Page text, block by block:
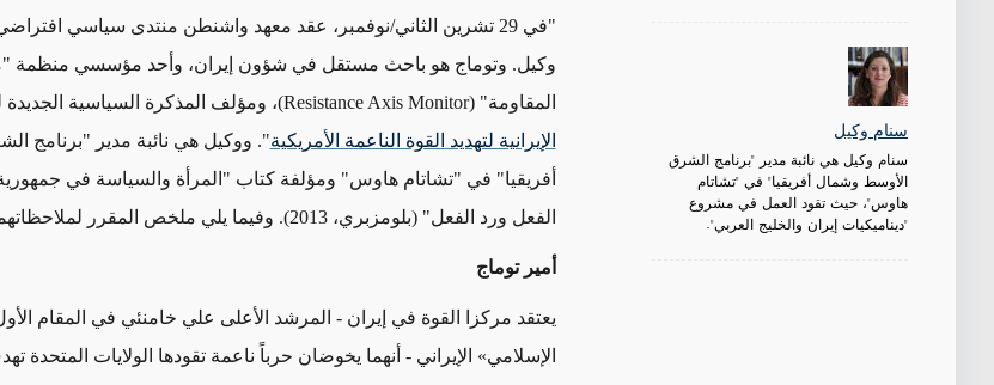
سنام وكيل
سنام وكيل هي نائبة مدير "برنامج الشرق
الأوسط وشمال أفريقيا" في "تشاتام
هاوس"، حيث تقود العمل في مشروع
"ديناميكيات إيران والخليج العربي".
"في 29 تشرين الثاني/نوفمبر، عقد معهد واشنطن منتدى سياسي
وكيل. وتوماج هو باحث مستقل في شؤون إيران، وأحد مؤسسي منظمة
المقاومة" (Resistance Axis Monitor)، ومؤلف المذكرة السياسية الجديدة
الإيرانية لتهديد القوة الناعمة الأمريكية". ووكيل هي نائبة مدير "برنامج
أفريقيا" في "تشاتام هاوس" ومؤلفة كتاب "المرأة والسياسة في جمهورية
الفعل ورد الفعل" (بلومزبري، 2013). وفيما يلي ملخص المقرر لملاحظاتهما".
أمير توماج
يعتقد مركزا القوة في إيران - المرشد الأعلى علي خامنئي في المقام
الإسلامي» الإيراني - أنهما يخوضان حرباً ناعمة تقودها الولايات المتحدة